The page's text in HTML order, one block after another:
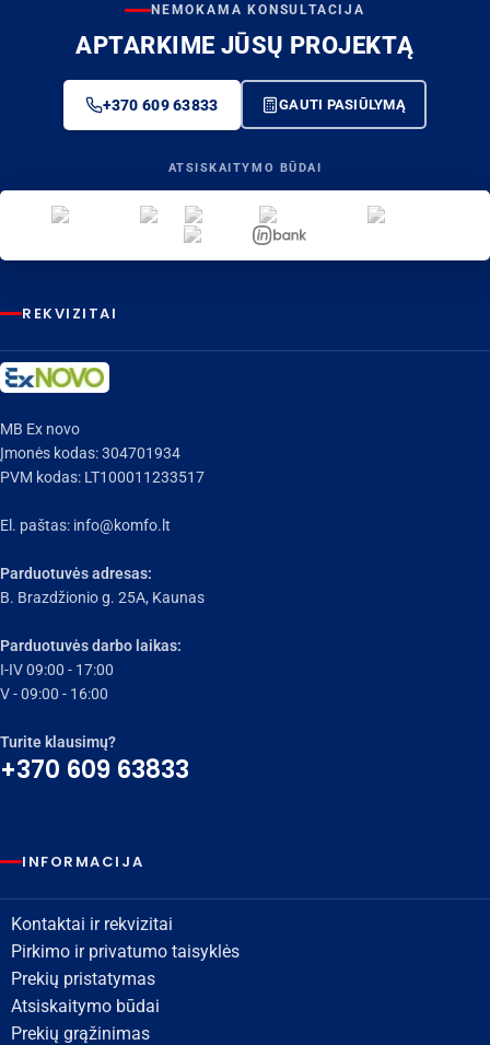
NEMOKAMA KONSULTACIJA
APTARKIME JŪSŲ PROJEKTĄ
+370 609 63833 GAUTI PASIŪLYMĄ
ATSISKAITYMO BŪDAI
REKVIZITAI
MB Ex novo
Įmonės kodas: 304701934
PVM kodas: LT100011233517
El. paštas: info@komfo.lt
Parduotuvės adresas:
B. Brazdžionio g. 25A, Kaunas
Parduotuvės darbo laikas:
I-IV 09:00 - 17:00
V - 09:00 - 16:00
Turite klausimų?
+370 609 63833
INFORMACIJA
Kontaktai ir rekvizitai
Pirkimo ir privatumo taisyklės
Prekių pristatymas
Atsiskaitymo būdai
Prekių grąžinimas